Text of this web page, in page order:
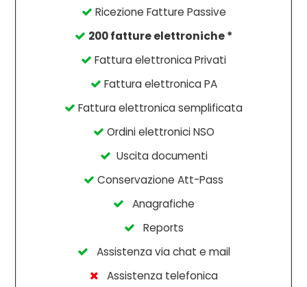
Ricezione Fatture Passive
200 fatture elettroniche *
Fattura elettronica Privati
Fattura elettronica PA
Fattura elettronica semplificata
Ordini elettronici NSO
Uscita documenti
Conservazione Att-Pass
Anagrafiche
Reports
Assistenza via chat e mail
Assistenza telefonica